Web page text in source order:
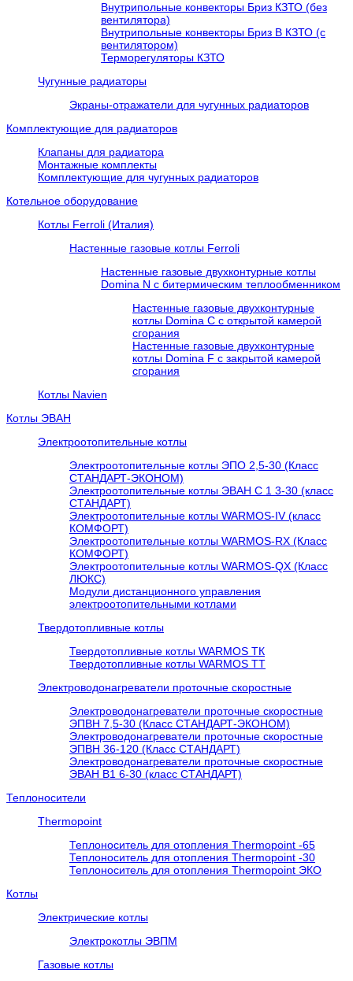
Внутрипольные конвекторы Бриз КЗТО (без
вентилятора)
Внутрипольные конвекторы Бриз В КЗТО (с
вентилятором)
Терморегуляторы КЗТО
Чугунные радиаторы
Экраны-отражатели для чугунных радиаторов
Комплектующие для радиаторов
Клапаны для радиатора
Монтажные комплекты
Комплектующие для чугунных радиаторов
Котельное оборудование
Котлы Ferroli (Италия)
Настенные газовые котлы Ferroli
Настенные газовые двухконтурные котлы
Domina N с битермическим теплообменником
Настенные газовые двухконтурные
котлы Domina C с открытой камерой
сгорания
Настенные газовые двухконтурные
котлы Domina F с закрытой камерой
сгорания
Котлы Navien
Котлы ЭВАН
Электроотопительные котлы
Электроотопительные котлы ЭПО 2,5-30 (Класс
СТАНДАРТ-ЭКОНОМ)
Электроотопительные котлы ЭВАН С 1 3-30 (класс
СТАНДАРТ)
Электроотопительные котлы WARMOS-IV (класс
КОМФОРТ)
Электроотопительные котлы WARMOS-RX (Класс
КОМФОРТ)
Электроотопительные котлы WARMOS-QX (Класс
ЛЮКС)
Модули дистанционного управления
электроотопительными котлами
Твердотопливные котлы
Твердотопливные котлы WARMOS TК
Твердотопливные котлы WARMOS TT
Электроводонагреватели проточные скоростные
Электроводонагреватели проточные скоростные
ЭПВН 7,5-30 (Класс СТАНДАРТ-ЭКОНОМ)
Электроводонагреватели проточные скоростные
ЭПВН 36-120 (Класс СТАНДАРТ)
Электроводонагреватели проточные скоростные
ЭВАН В1 6-30 (класс СТАНДАРТ)
Теплоносители
Thermopoint
Теплоноситель для отопления Thermopoint -65
Теплоноситель для отопления Thermopoint -30
Теплоноситель для отопления Thermopoint ЭКО
Котлы
Электрические котлы
Электрокотлы ЭВПМ
Газовые котлы